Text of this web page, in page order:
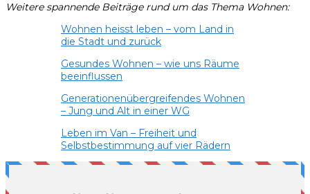
Weitere spannende Beiträge rund um das Thema Wohnen:
Wohnen heisst leben – vom Land in
die Stadt und zurück
Gesundes Wohnen – wie uns Räume
beeinflussen
Generationenübergreifendes Wohnen
– Jung und Alt in einer WG
Leben im Van – Freiheit und
Selbstbestimmung auf vier Rädern